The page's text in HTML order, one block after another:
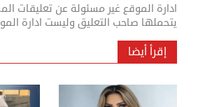
ادارة الموقع غير مسئولة عن تعليقات
يتحملها صاحب التعليق وليست ادارة
إقرأ أيضا